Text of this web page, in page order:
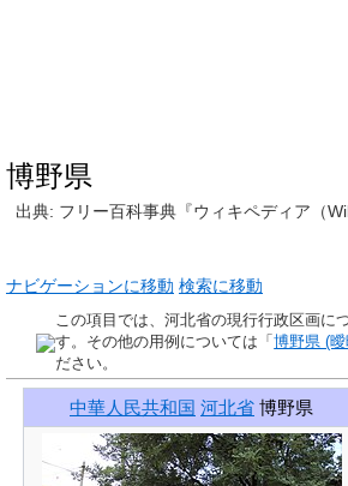
博野県
出典: フリー百科事典『ウィキペディア（
ナビゲーションに移動 検索に移動
この項目では、河北省の現行行政区画に
す。その他の用例については「博野県 (
ださい。
中華人民共和国 河北省 博野県